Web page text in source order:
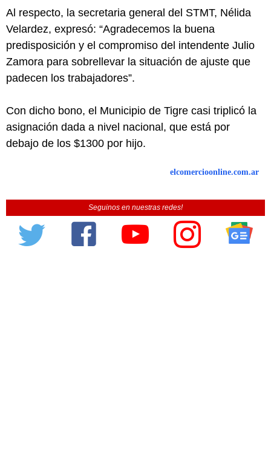
Al respecto, la secretaria general del STMT, Nélida
Velardez, expresó: “Agradecemos la buena
predisposición y el compromiso del intendente Julio
Zamora para sobrellevar la situación de ajuste que
padecen los trabajadores”.
Con dicho bono, el Municipio de Tigre casi triplicó la
asignación dada a nivel nacional, que está por
debajo de los $1300 por hijo.
elcomercioonline.com.ar
Seguinos en nuestras redes!